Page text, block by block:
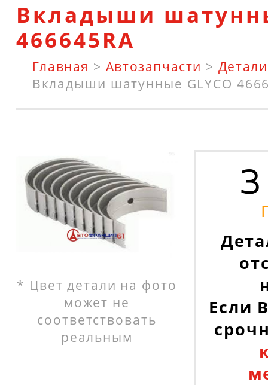
Вкладыши
466645RA
Главная > Автозапчасти >
Вкладыши шатунные GLYCO
* Цвет детали на фото
может не
соответствовать
реальным
Если